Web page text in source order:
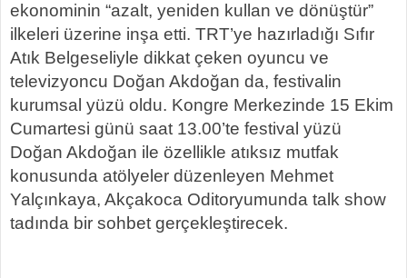
ekonominin “azalt, yeniden kullan ve dönüştür”
ilkeleri üzerine inşa etti. TRT’ye hazırladığı Sıfır
Atık Belgeseliyle dikkat çeken oyuncu ve
televizyoncu Doğan Akdoğan da, festivalin
kurumsal yüzü oldu. Kongre Merkezinde 15 Ekim
Cumartesi günü saat 13.00’te festival yüzü
Doğan Akdoğan ile özellikle atıksız mutfak
konusunda atölyeler düzenleyen Mehmet
Yalçınkaya, Akçakoca Oditoryumunda talk show
tadında bir sohbet gerçekleştirecek.